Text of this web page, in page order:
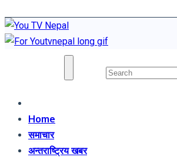
Home
समाचार
अन्तराष्ट्रिय खबर